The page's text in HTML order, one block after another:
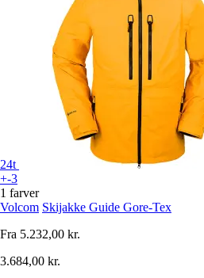
24t
+-3
1 farver
Volcom Skijakke Guide Gore-Tex
Fra 5.232,00 kr.
3.684,00 kr.